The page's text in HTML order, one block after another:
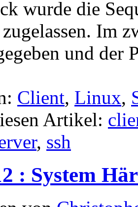
wurde die
Im
und der
Client, Linux,
Artikel:
, ssh
: System